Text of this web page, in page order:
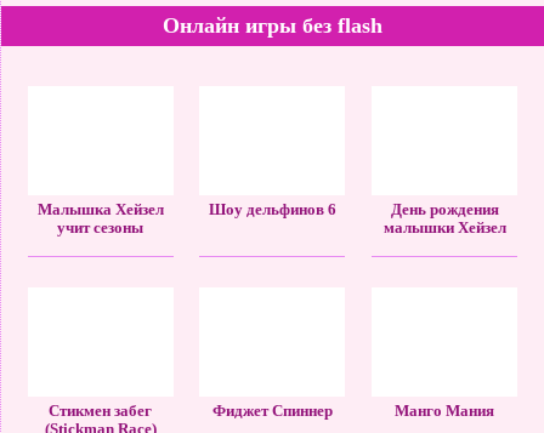
Онлайн игры без flash
Малышка Хейзел
учит сезоны
Шоу дельфинов 6
День рождения
малышки Хейзел
Стикмен забег
(Stickman Race)
Фиджет Спиннер Манго Мания